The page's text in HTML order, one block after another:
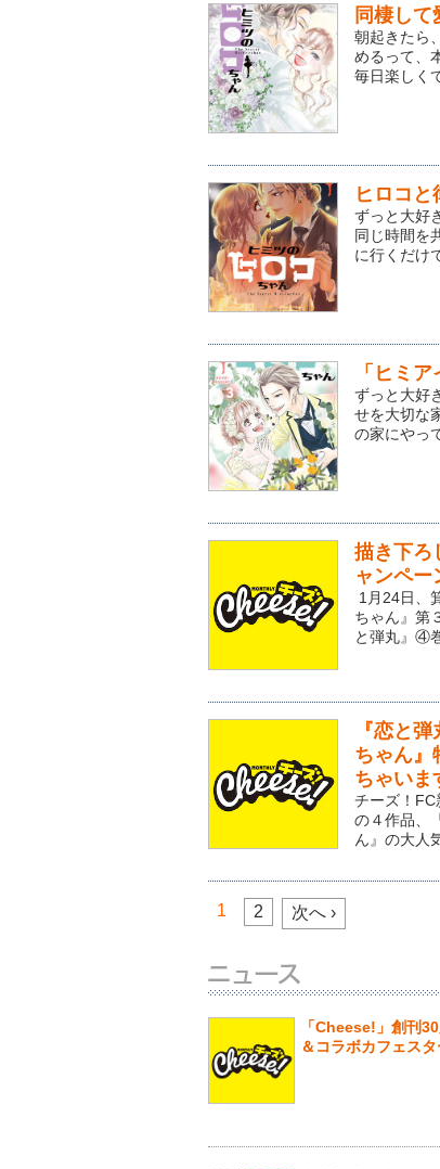
同棲し
朝起きたら
めるって、
毎日楽しく
ヒロコと
ずっと大好
同じ時間を
に行くだけ
「ヒミ
ずっと大好
せを大切な
の家にやっ
描き下ろ
ャンペー
1月24日、
ちゃん』第
と弾丸』④
『恋と
ちゃん』
ちゃい
チーズ！FC
の４作品、
ん』の大人
1 2 次へ ›
「Cheese!」創刊
＆コラボカフェスタ